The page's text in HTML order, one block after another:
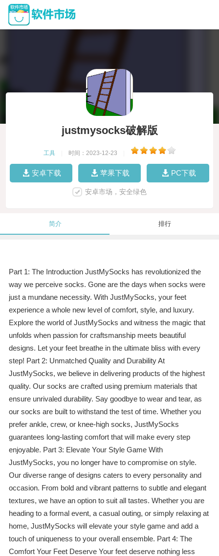
justmysocks破解版
工具 时间：2023-12-23
安卓下载 苹果下载 PC下载
安卓市场，安全绿色
简介 排行
Part 1: The Introduction JustMySocks has revolutionized the
way we perceive socks. Gone are the days when socks were
just a mundane necessity. With JustMySocks, your feet
experience a whole new level of comfort, style, and luxury.
Explore the world of JustMySocks and witness the magic that
unfolds when passion for craftsmanship meets beautiful
designs. Let your feet breathe in the ultimate bliss with every
step! Part 2: Unmatched Quality and Durability At
JustMySocks, we believe in delivering products of the highest
quality. Our socks are crafted using premium materials that
ensure unrivaled durability. Say goodbye to wear and tear, as
our socks are built to withstand the test of time. Whether you
prefer ankle, crew, or knee-high socks, JustMySocks
guarantees long-lasting comfort that will make every step
enjoyable. Part 3: Elevate Your Style Game With
JustMySocks, you no longer have to compromise on style.
Our diverse range of designs caters to every personality and
occasion. From bold and vibrant patterns to subtle and elegant
textures, we have an option to suit all tastes. Whether you are
heading to a formal event, a casual outing, or simply relaxing at
home, JustMySocks will elevate your style game and add a
touch of uniqueness to your overall ensemble. Part 4: The
Comfort Your Feet Deserve Your feet deserve nothing less